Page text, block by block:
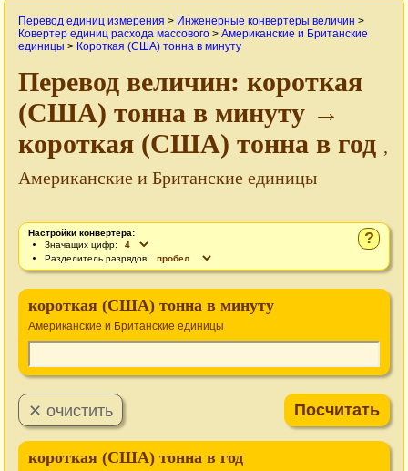
Перевод единиц измерения > Инженерные конвертеры величин >
Ковертер единиц расхода массового > Американские и Британские
единицы > Короткая (США) тонна в минуту
Перевод величин: короткая
(США) тонна в минуту →
короткая (США) тонна в год ,
Американские и Британские единицы
?
Настройки конвертера:
Значащих цифр:
Разделитель разрядов:
короткая (США) тонна в минуту
Американские и Британские единицы
короткая (США) тонна в год